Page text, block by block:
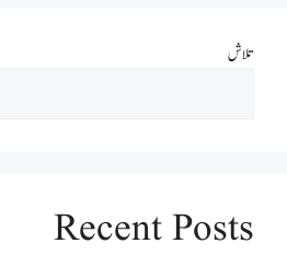
تلاش
Recent Posts